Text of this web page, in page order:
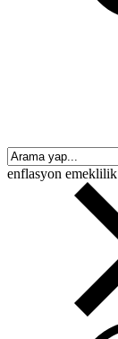
enflasyon emeklilik